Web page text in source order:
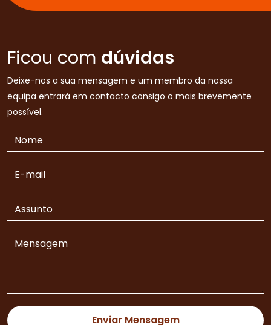
Ficou com dúvidas
Deixe-nos a sua mensagem e um membro da nossa
equipa entrará em contacto consigo o mais brevemente
possível.